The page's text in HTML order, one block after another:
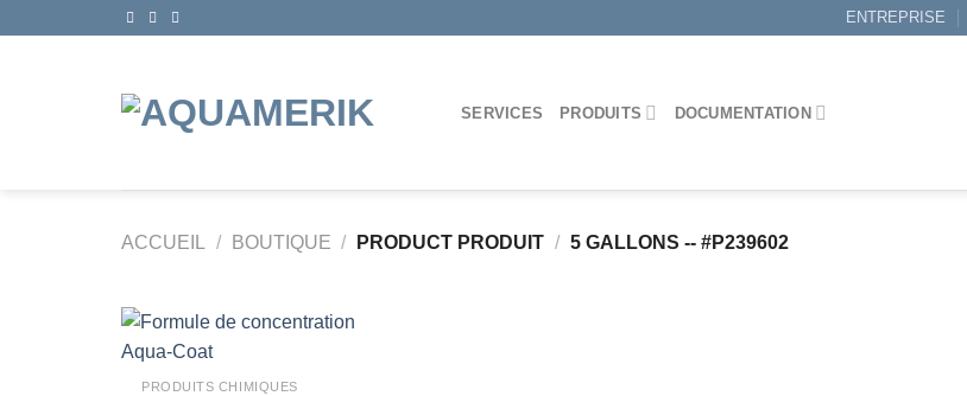
ENTREPRISE
SERVICES PRODUITS DOCUMENTATION
ACCUEIL / BOUTIQUE / PRODUCT PRODUIT / 5 GALLONS -- #P239602
PRODUITS CHIMIQUES